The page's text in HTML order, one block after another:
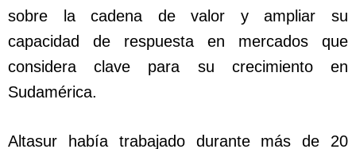
sobre la cadena de valor y ampliar su
capacidad de respuesta en mercados que
considera clave para su crecimiento en
Sudamérica.
Altasur había trabajado durante más de 20